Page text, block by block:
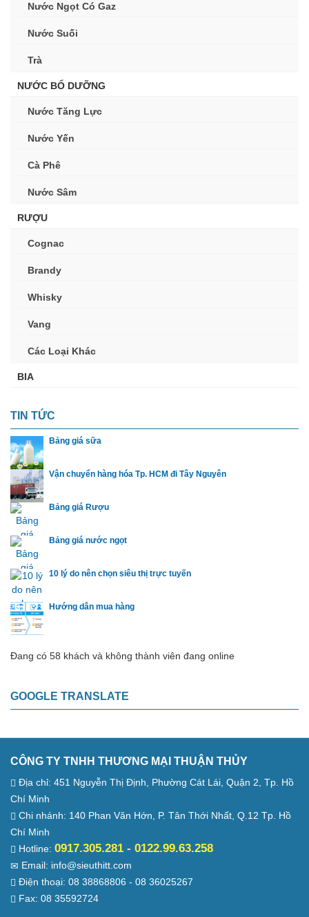
Nước Ngọt Có Gaz
Nước Suối
Trà
NƯỚC BỔ DƯỠNG
Nước Tăng Lực
Nước Yến
Cà Phê
Nước Sâm
RƯỢU
Cognac
Brandy
Whisky
Vang
Các Loại Khác
BIA
TIN TỨC
Bảng giá sữa
Vận chuyển hàng hóa Tp. HCM đi Tây Nguyên
Bảng giá Rượu
Bảng giá nước ngọt
10 lý do nên chọn siêu thị trực tuyến
Hướng dẫn mua hàng
Đang có 58 khách và không thành viên đang online
GOOGLE TRANSLATE
CÔNG TY TNHH THƯƠNG MẠI THUẬN THỦY
Địa chỉ: 451 Nguyễn Thị Định, Phường Cát Lái, Quận 2, Tp. Hồ
Chí Minh
Chi nhánh: 140 Phan Văn Hớn, P. Tân Thới Nhất, Q.12 Tp. Hồ
Chí Minh
Hotline: 0917.305.281 - 0122.99.63.258
Email: info@sieuthitt.com
Điện thoại: 08 38868806 - 08 36025267
Fax: 08 35592724